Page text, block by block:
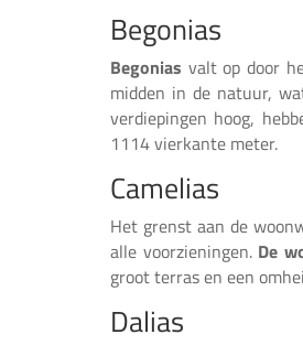
Vind uw droomhuis in Cumbre del Sol!
Magnolias
Factoren om te overwegen bij het
kopen van een tweede huis in
Begonias
Begonias valt op door
midden in de natuur,
verdiepingen hoog,
1114 vierkante meter.
Camelias
Het grenst aan de
alle voorzieningen. De
groot terras en een
Dalias